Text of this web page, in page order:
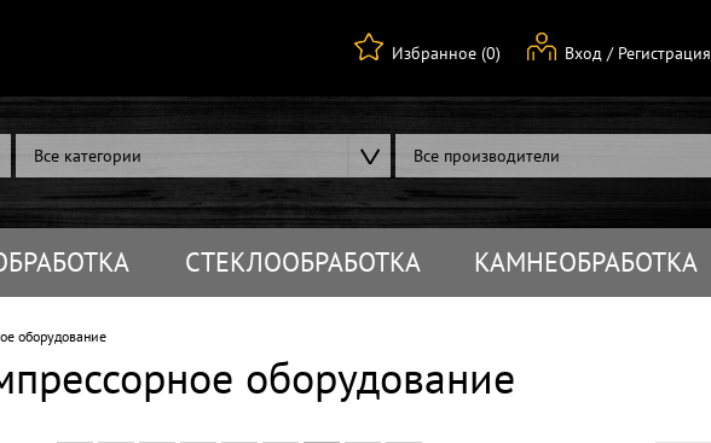
Вход / Регистрация
Избранное (0)
Все категории Все производители
СТЕКЛООБРАБОТКА КАМНЕОБРАБОТКА
оборудование
оборудование